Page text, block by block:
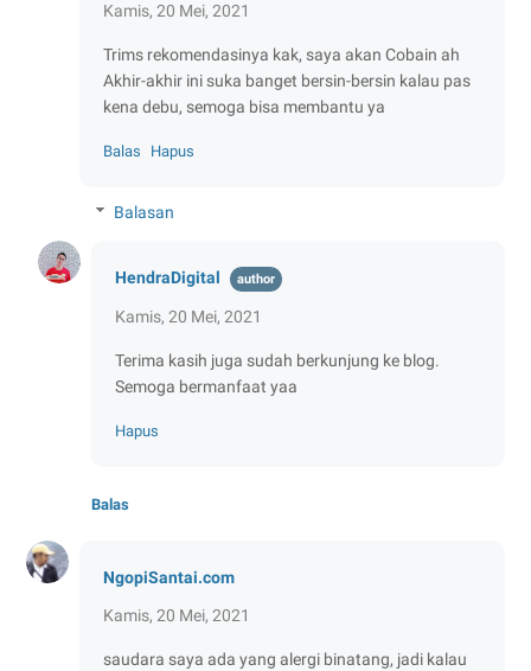
Kamis, 20 Mei, 2021
Trims rekomendasinya kak, saya akan Cobain ah
Akhir-akhir ini suka banget bersin-bersin kalau pas
kena debu, semoga bisa membantu ya
Balas Hapus
Balasan
HendraDigital
Kamis, 20 Mei, 2021
Terima kasih juga sudah berkunjung ke blog.
Semoga bermanfaat yaa
Hapus
Balas
NgopiSantai.com
Kamis, 20 Mei, 2021
saudara saya ada yang alergi binatang, jadi kalau